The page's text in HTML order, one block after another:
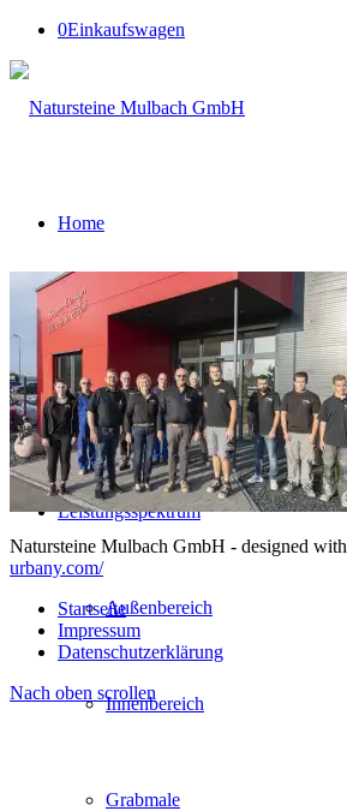
0Einkaufswagen
Home
Über uns
Firmengeschichte
Leistungsspektrum
Außenbereich
Innenbereich
Grabmale
Natursteine Mulbach GmbH - designed with
urbany.com/
Startseite
Impressum
Datenschutzerklärung
Nach oben scrollen